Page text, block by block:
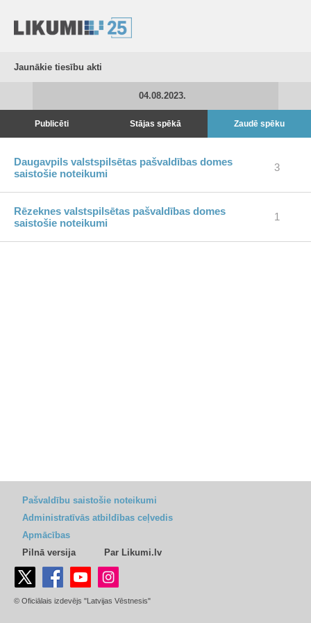
Jaunākie tiesību akti
04.08.2023.
Publicēti Stājas spēkā Zaudē spēku
Daugavpils valstspilsētas pašvaldības domes
saistošie noteikumi
3
Rēzeknes valstspilsētas pašvaldības domes
saistošie noteikumi
1
Pašvaldību saistošie noteikumi
Administratīvās atbildības ceļvedis
Apmācības
Pilnā versija
Par Likumi.lv
© Oficiālais izdevējs "Latvijas Vēstnesis"